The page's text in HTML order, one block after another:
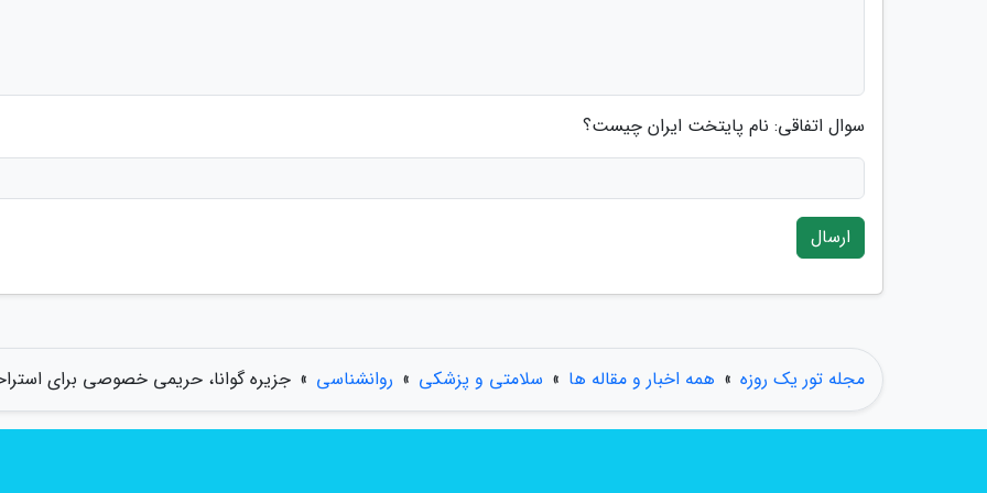
سوال اتفاقی: نام پایتخت ایران چیست؟
ارسال
مجله تور یک روزه » همه اخبار و مقاله ها » سلامتی و پزشکی » روانشناسی » جزیره گوانا، حریمی خصوصی برای